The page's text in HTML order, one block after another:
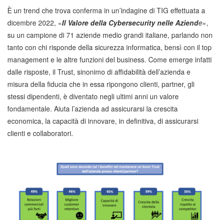
È un trend che trova conferma in un’indagine di TIG effettuata a
dicembre 2022, «Il Valore della Cybersecurity nelle Aziende»,
su un campione di 71 aziende medio grandi italiane, parlando non
tanto con chi risponde della sicurezza informatica, bensì con il top
management e le altre funzioni del business. Come emerge infatti
dalle risposte, il Trust, sinonimo di affidabilità dell’azienda e
misura della fiducia che in essa ripongono clienti, partner, gli
stessi dipendenti, è diventato negli ultimi anni un valore
fondamentale. Aiuta l’azienda ad assicurarsi la crescita
economica, la capacità di innovare, in definitiva, di assicurarsi
clienti e collaboratori.